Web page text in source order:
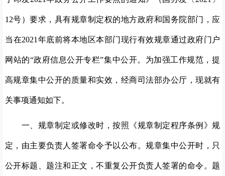
12号）要求，具有规章制定权的地方政府和国务院部门，应
当在2021年底前将本地区本部门现行有效规章通过政府门户
网站的“政府信息公开专栏”集中公开。为加强工作规范，提
高规章集中公开的质量和实效，经商司法部办公厅，现就有
关事项通知如下。
一、规章制定或修改时，按照《规章制定程序条例》规
定，由主要负责人签署命令予以公布。规章集中公开时，只
公开标题、题注和正文，不重复公开负责人签署的命令。题